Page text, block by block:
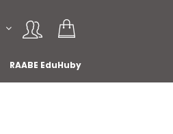
RAABE EduHuby